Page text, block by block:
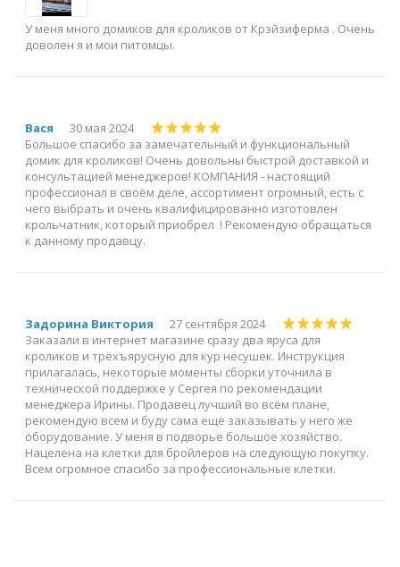
У меня много домиков для кроликов от Крэйзиферма . Очень
доволен я и мои питомцы.
Вася
30 мая 2024
Большое спасибо за замечательный и функциональный
домик для кроликов! Очень довольны быстрой доставкой и
консультацией менеджеров! КОМПАНИЯ - настоящий
профессионал в своём деле, ассортимент огромный, есть с
чего выбрать и очень квалифицированно изготовлен
крольчатник, который приобрел ! Рекомендую обращаться
к данному продавцу.
Задорина Виктория
27 сентября 2024
Заказали в интернет магазине сразу два яруса для
кроликов и трёхъярусную для кур несушек. Инструкция
прилагалась, некоторые моменты сборки уточнила в
технической поддержке у Сергея по рекомендации
менеджера Ирины. Продавец лучший во всём плане,
рекомендую всем и буду сама ещё заказывать у него же
оборудование. У меня в подворье большое хозяйство.
Нацелена на клетки для бройлеров на следующую покупку.
Всем огромное спасибо за профессиональные клетки.